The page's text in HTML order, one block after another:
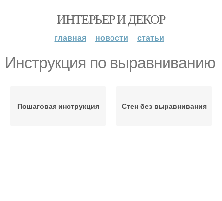
ИНТЕРЬЕР И ДЕКОР
главная новости статьи
Инструкция по выравниванию
Пошаговая инструкция Стен без выравнивания